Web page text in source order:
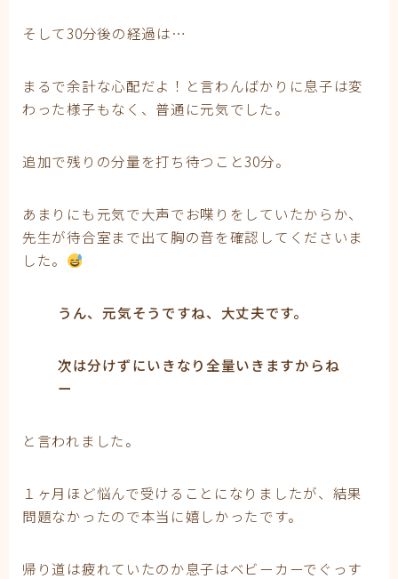
そして30分後の経過は…
まるで余計な心配だよ！と言わんばかりに息子は変
わった様子もなく、普通に元気でした。
追加で残りの分量を打ち待つこと30分。
あまりにも元気で大声でお喋りをしていたからか、
先生が待合室まで出て胸の音を確認してくださいま
した。
うん、元気そうですね、大丈夫です。
次は分けずにいきなり全量いきますからね
ー
と言われました。
１ヶ月ほど悩んで受けることになりましたが、結果
問題なかったので本当に嬉しかったです。
帰り道は疲れていたのか息子はベビーカーでぐっす